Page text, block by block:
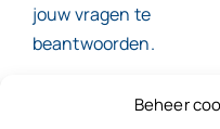
Beheer
jouw vragen te
beantwoorden.
Contact